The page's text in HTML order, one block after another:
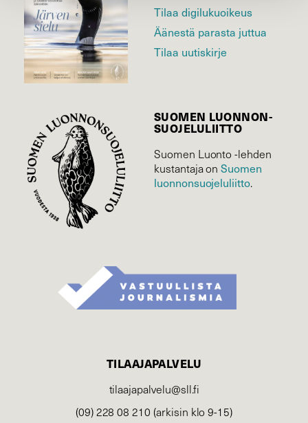
Tilaa digilukuoikeus
Äänestä parasta juttua
Tilaa uutiskirje
SUOMEN LUONNON­
SUOJELU­LIITTO
Suomen Luonto -lehden
kustantaja onSuomen
luonnonsuojelu­liitto.
TILAAJAPALVELU
tilaajapalvelu@sll.fi
(09) 228 08 210 (arkisin klo 9-15)